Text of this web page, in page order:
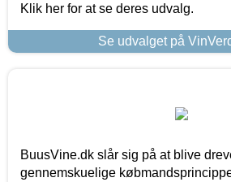
Klik her for at se deres udvalg.
Se udvalget på
BuusVine.dk slår sig på at blive
gennemskuelige